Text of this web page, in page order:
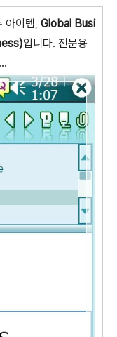
이템, Global Busi
입니다. 전문용